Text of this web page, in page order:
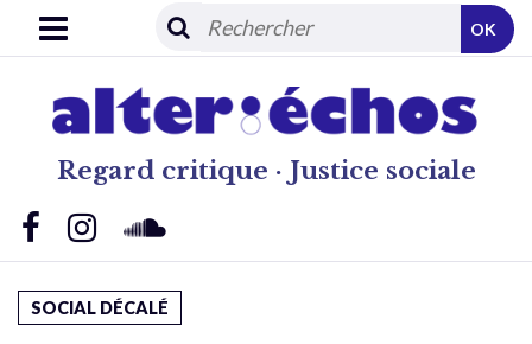
Regard critique · Justice sociale
OK
SOCIAL DÉCALÉ